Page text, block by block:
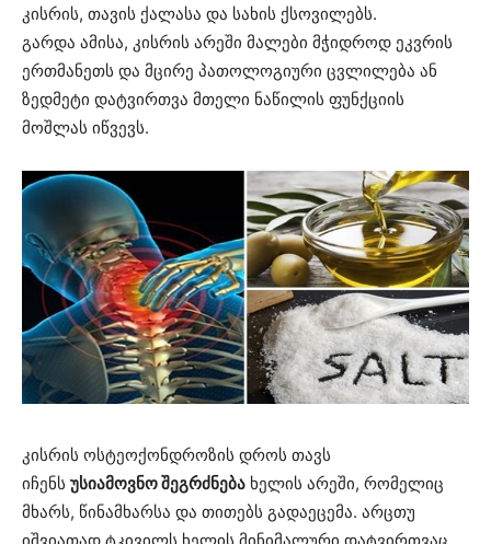
კისრის, თავის ქალასა და სახის ქსოვილებს.
გარდა ამისა, კისრის არეში მალები მჭიდროდ ეკვრის
ერთმანეთს და მცირე პათოლოგიური ცვლილება ან
ზედმეტი დატვირთვა მთელი ნაწილის ფუნქციის
მოშლას იწვევს.
კისრის ოსტეოქონდროზის დროს თავს
იჩენს უსიამოვნო შეგრძნება ხელის არეში, რომელიც
მხარს, წინამხარსა და თითებს გადაეცემა. არცთუ